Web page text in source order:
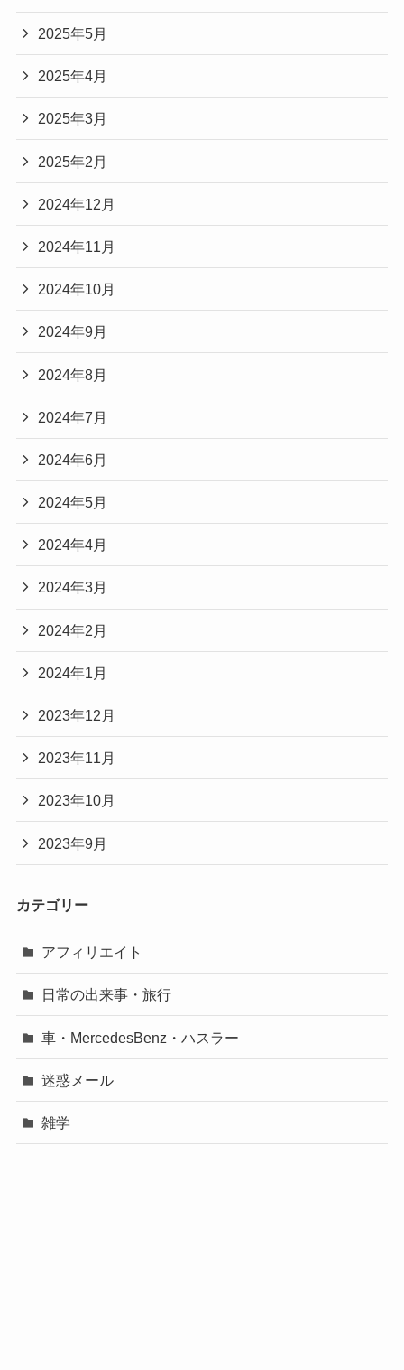
2025年5月
2025年4月
2025年3月
2025年2月
2024年12月
2024年11月
2024年10月
2024年9月
2024年8月
2024年7月
2024年6月
2024年5月
2024年4月
2024年3月
2024年2月
2024年1月
2023年12月
2023年11月
2023年10月
2023年9月
カテゴリー
アフィリエイト
日常の出来事・旅行
車・MercedesBenz・ハスラー
迷惑メール
雑学